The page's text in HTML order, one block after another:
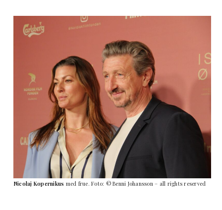
Nicolaj Kopernikus med frue. Foto: © Benni Johansson – all rights reserved